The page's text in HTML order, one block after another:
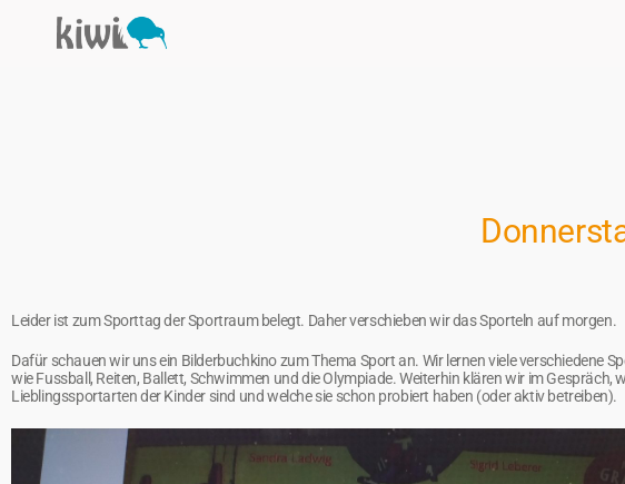
Leider ist zum Sporttag der Sportraum belegt. Daher verschieben wir das Sporteln auf morgen.
Dafür schauen wir uns ein Bilderbuchkino zum Thema Sport an. Wir lernen viele verschiedene
wie Fussball, Reiten, Ballett, Schwimmen und die Olympiade. Weiterhin klären wir im Gespräch,
Lieblingssportarten der Kinder sind und welche sie schon probiert haben (oder aktiv betreiben).